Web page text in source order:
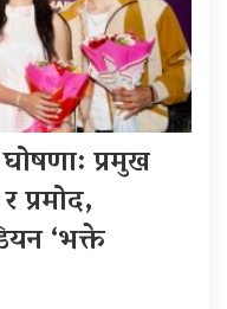
प्रमुख
‘भक्ते